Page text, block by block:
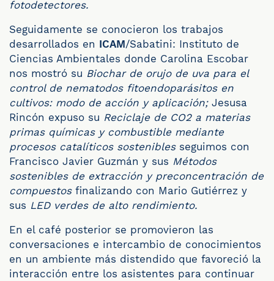
fotodetectores.
Seguidamente se conocieron los trabajos
desarrollados en ICAM/Sabatini: Instituto de
Ciencias Ambientales donde Carolina Escobar
nos mostró su Biochar de orujo de uva para el
control de nematodos fitoendoparásitos en
cultivos: modo de acción y aplicación; Jesusa
Rincón expuso su Reciclaje de CO2 a materias
primas químicas y combustible mediante
procesos catalíticos sostenibles seguimos con
Francisco Javier Guzmán y sus Métodos
sostenibles de extracción y preconcentración de
compuestosfinalizando con Mario Gutiérrez y
sus LED verdes de alto rendimiento.
En el café posterior se promovieron las
conversaciones e intercambio de conocimientos
en un ambiente más distendido que favoreció la
interacción entre los asistentes para continuar